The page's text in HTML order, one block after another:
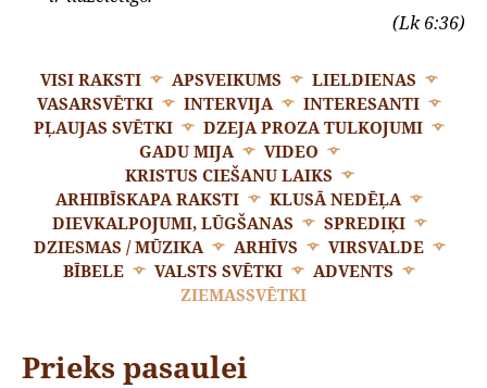
(Lk 6:36)
VISI RAKSTI APSVEIKUMS
LIELDIENAS
VASARSVĒTKI
INTERVIJA
INTERESANTI
PĻAUJAS SVĒTKI
DZEJA PROZA TULKOJUMI
GADU MIJA
VIDEO
KRISTUS CIEŠANU LAIKS
ARHIBĪSKAPA RAKSTI
KLUSĀ NEDĒĻA
DIEVKALPOJUMI, LŪGŠANAS
SPREDIĶI
DZIESMAS / MŪZIKA
ARHĪVS
VIRSVALDE
BĪBELE
VALSTS SVĒTKI
ADVENTS
ZIEMASSVĒTKI
Prieks pasaulei